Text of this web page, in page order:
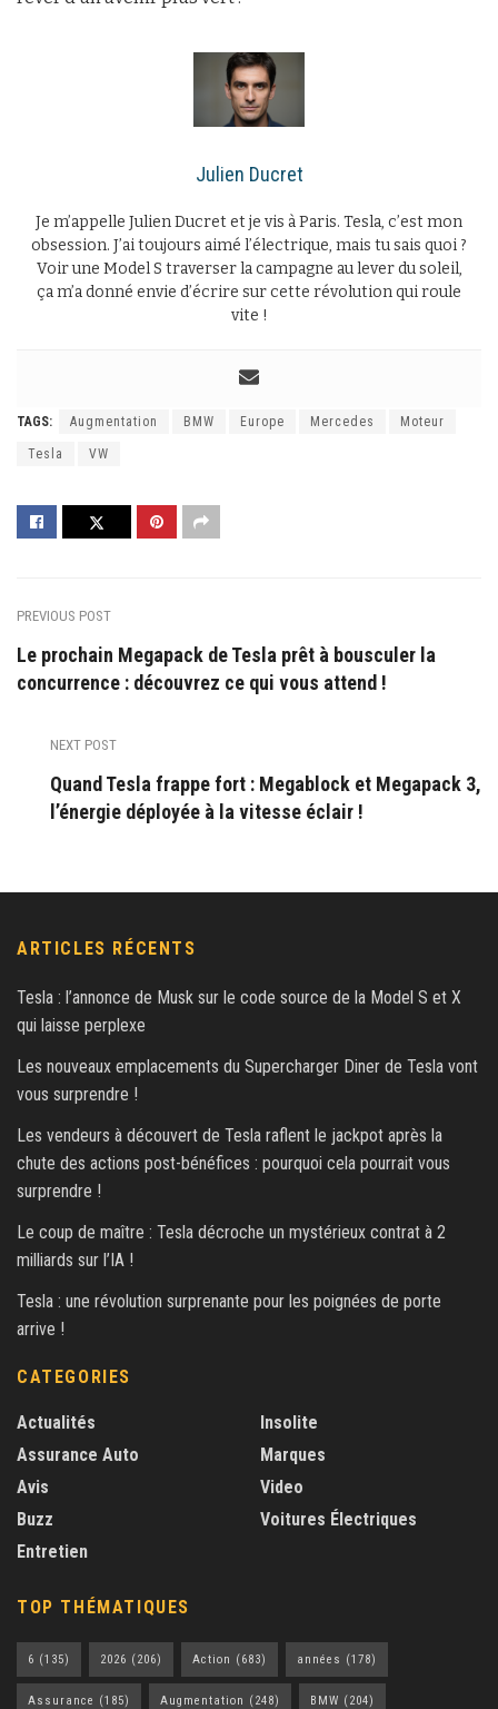
Julien Ducret
Je m’appelle Julien Ducret et je vis à Paris. Tesla, c’est mon
obsession. J’ai toujours aimé l’électrique, mais tu sais quoi ?
Voir une Model S traverser la campagne au lever du soleil,
ça m’a donné envie d’écrire sur cette révolution qui roule
vite !
TAGS: Augmentation BMW Europe Mercedes Moteur
Tesla VW
PREVIOUS POST
Le prochain Megapack de Tesla prêt à bousculer la
concurrence : découvrez ce qui vous attend !
NEXT POST
Quand Tesla frappe fort : Megablock et Megapack 3,
l’énergie déployée à la vitesse éclair !
ARTICLES RÉCENTS
Tesla : l’annonce de Musk sur le code source de la Model S et X
qui laisse perplexe
Les nouveaux emplacements du Supercharger Diner de Tesla vont
vous surprendre !
Les vendeurs à découvert de Tesla raflent le jackpot après la
chute des actions post-bénéfices : pourquoi cela pourrait vous
surprendre !
Le coup de maître : Tesla décroche un mystérieux contrat à 2
milliards sur l’IA !
Tesla : une révolution surprenante pour les poignées de porte
arrive !
CATEGORIES
Actualités
Assurance Auto
Avis
Buzz
Entretien
Insolite
Marques
Video
Voitures Électriques
TOP THÉMATIQUES
6 (135) 2026 (206) Action (683) années (178)
Assurance (185) Augmentation (248) BMW (204)